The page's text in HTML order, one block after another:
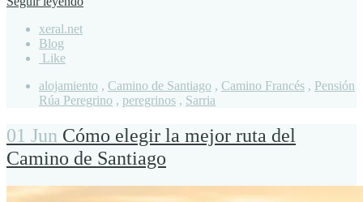
xeral.net
Blog
Like
alojamiento , Camino de Santiago , Camino Francés , Pensión
Rúa Peregrino , peregrinos , Sarria
01 Jun Cómo elegir la mejor ruta del
Camino de Santiago